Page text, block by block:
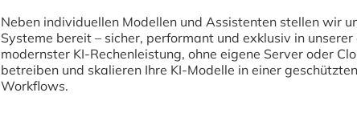
Neben individuellen Modellen und Assistenten stellen wir
Systeme bereit – sicher, performant und exklusiv in
modernster KI-Rechenleistung, ohne eigene Server oder
betreiben und skalieren Ihre KI-Modelle in einer
Workflows.